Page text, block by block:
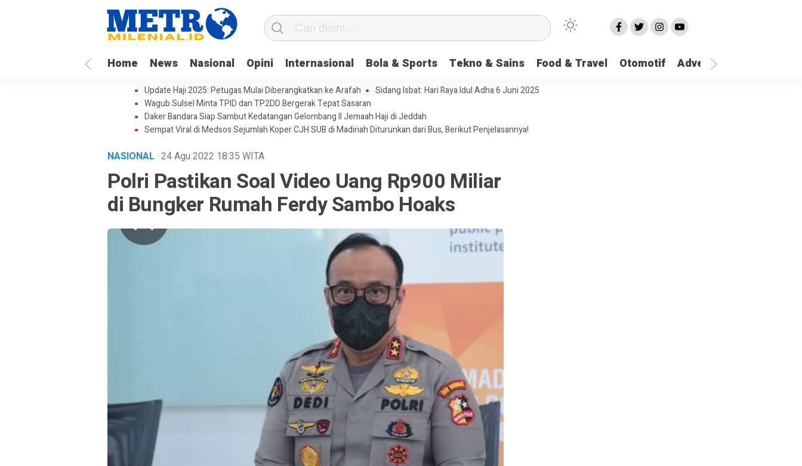
Home News Nasional Opini Internasional Bola & Sports Tekno & Sains Food & Travel Otomotif Advetorial
Update Haji 2025: Petugas Mulai Diberangkatkan ke Arafah
Sidang Isbat: Hari Raya Idul Adha 6 Juni 2025
Wagub Sulsel Minta TPID dan TP2DD Bergerak Tepat Sasaran
Daker Bandara Siap Sambut Kedatangan Gelombang II Jemaah Haji di Jeddah
Sempat Viral di Medsos Sejumlah Koper CJH SUB di Madinah Diturunkan dari Bus, Berikut Penjelasannya!
NASIONAL· 24 Agu 2022 18:35 WITA
Polri Pastikan Soal Video Uang Rp900 Miliar
di Bungker Rumah Ferdy Sambo Hoaks